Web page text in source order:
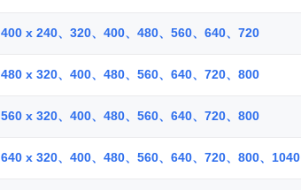
400 x 240、320、400、480、560、640、720
480 x 320、400、480、560、640、720、800
560 x 320、400、480、560、640、720、800
640 x 320、400、480、560、640、720、800、1040